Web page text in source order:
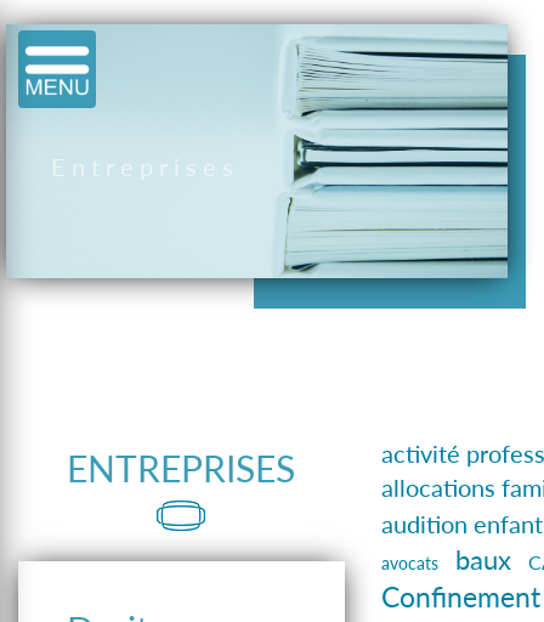
Entreprises
ENTREPRISES
activité
allocations
audition
avocats baux
Confinement